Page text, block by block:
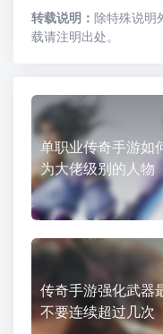
转载说明： 除特殊说明
载请注明出处。
单职业传奇手游如
为大佬级别的人物
传奇手游强化武器
不要连续超过几次